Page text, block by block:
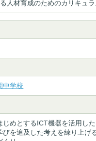
人材育成のためのカリキュ
中学校
じめとするICT機器を活用し
びを追及した考えを練り上げ